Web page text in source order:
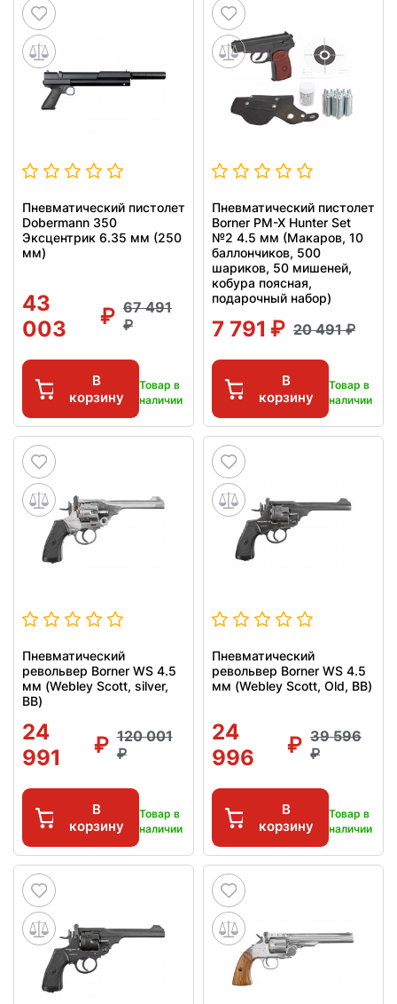
Пневматический пистолет
Dobermann 350
Эксцентрик 6.35 мм (250
мм)
43
003
67 491
В
корзину
Товар в
наличии
Пневматический пистолет
Borner PM-X Hunter Set
№2 4.5 мм (Макаров, 10
баллончиков, 500
шариков, 50 мишеней,
кобура поясная,
подарочный набор)
7 791 20 491
В
корзину
Товар в
наличии
Пневматический
револьвер Borner WS 4.5
мм (Webley Scott, silver,
BB)
24
991
120 001
В
корзину
Товар в
наличии
Пневматический
револьвер Borner WS 4.5
мм (Webley Scott, Old, BB)
24
996
39 596
В
корзину
Товар в
наличии